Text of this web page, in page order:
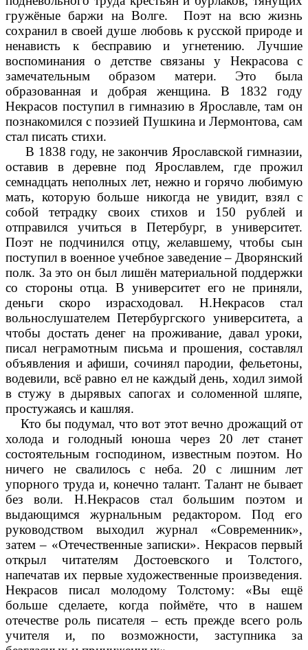
гружёные баржи на Волге. Поэт на всю жизнь
сохранил в своей душе любовь к русской природе и
ненависть к бесправию и угнетению. Лучшие
воспоминания о детстве связаны у Некрасова с
замечательным образом матери. Это была
образованная и добрая женщина. В 1832 году
Некрасов поступил в гимназию в Ярославле, там он
познакомился с поэзией Пушкина и Лермонтова, сам
стал писать стихи.
В 1838 году, не закончив Ярославской гимназии,
оставив в деревне под Ярославлем, где прожил
семнадцать неполных лет, нежно и горячо любимую
мать, которую больше никогда не увидит, взял с
собой тетрадку своих стихов и 150 рублей и
отправился учиться в Петербург, в университет.
Поэт не подчинился отцу, желавшему, чтобы сын
поступил в военное учебное заведение – Дворянский
полк. За это он был лишён материальной поддержки
со стороны отца. В университет его не приняли,
деньги скоро израсходовал. Н.Некрасов стал
вольнослушателем Петербургского университета, а
чтобы достать денег на проживание, давал уроки,
писал неграмотным письма и прошения, составлял
объявления и афиши, сочинял пародии, фельетоны,
водевили, всё равно ел не каждый день, ходил зимой
в стужу в дырявых сапогах и соломенной шляпе,
простужаясь и кашляя.
Кто бы подумал, что вот этот вечно дрожащий от
холода и голодный юноша через 20 лет станет
состоятельным господином, известным поэтом. Но
ничего не свалилось с неба. 20 с лишним лет
упорного труда и, конечно талант. Талант не бывает
без воли. Н.Некрасов стал большим поэтом и
выдающимся журнальным редактором. Под его
руководством выходил журнал «Современник»,
затем – «Отечественные записки». Некрасов первый
открыл читателям Достоевского и Толстого,
напечатав их первые художественные произведения.
Некрасов писал молодому Толстому: «Вы ещё
больше сделаете, когда поймёте, что в нашем
отечестве роль писателя – есть прежде всего роль
учителя и, по возможности, заступника за